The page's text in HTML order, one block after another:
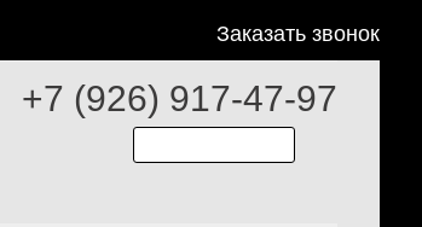
Заказать звонок
+7 (926) 917-47-97